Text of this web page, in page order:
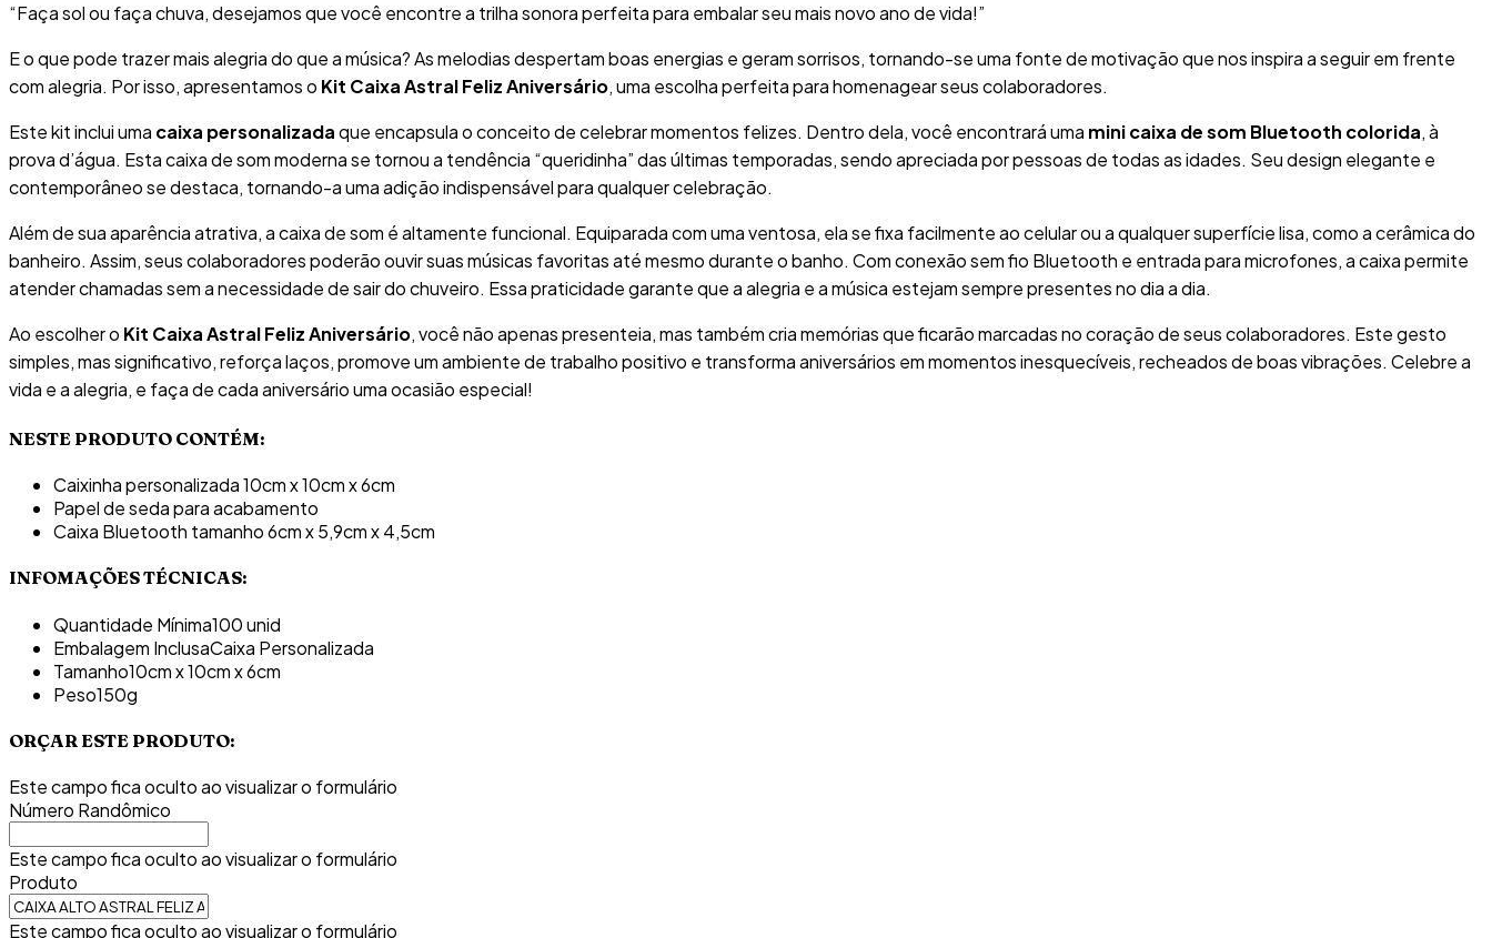
“Faça sol ou faça chuva, desejamos que você encontre a trilha sonora perfeita para embalar seu mais novo ano de vida!”
E o que pode trazer mais alegria do que a música? As melodias despertam boas energias e geram sorrisos, tornando-se uma fonte de motivação que nos inspira a seguir em frente
com alegria. Por isso, apresentamos o Kit Caixa Astral Feliz Aniversário, uma escolha perfeita para homenagear seus colaboradores.
Este kit inclui uma caixa personalizadaque encapsula o conceito de celebrar momentos felizes. Dentro dela, você encontrará uma mini caixa de som Bluetooth colorida, à
prova d’água. Esta caixa de som moderna se tornou a tendência “queridinha” das últimas temporadas, sendo apreciada por pessoas de todas as idades. Seu design elegante e
contemporâneo se destaca, tornando-a uma adição indispensável para qualquer celebração.
Além de sua aparência atrativa, a caixa de som é altamente funcional. Equiparada com uma ventosa, ela se fixa facilmente ao celular ou a qualquer superfície lisa, como a cerâmica do
banheiro. Assim, seus colaboradores poderão ouvir suas músicas favoritas até mesmo durante o banho. Com conexão sem fio Bluetooth e entrada para microfones, a caixa permite
atender chamadas sem a necessidade de sair do chuveiro. Essa praticidade garante que a alegria e a música estejam sempre presentes no dia a dia.
Ao escolher o Kit Caixa Astral Feliz Aniversário, você não apenas presenteia, mas também cria memórias que ficarão marcadas no coração de seus colaboradores. Este gesto
simples, mas significativo, reforça laços, promove um ambiente de trabalho positivo e transforma aniversários em momentos inesquecíveis, recheados de boas vibrações. Celebre a
vida e a alegria, e faça de cada aniversário uma ocasião especial!
NESTE PRODUTO CONTÉM:
Caixinha personalizada 10cm x 10cm x 6cm
Papel de seda para acabamento
Caixa Bluetooth tamanho 6cm x 5,9cm x 4,5cm
INFOMAÇÕES TÉCNICAS:
Quantidade Mínima100 unid
Embalagem InclusaCaixa Personalizada
Tamanho10cm x 10cm x 6cm
Peso150g
ORÇAR ESTE PRODUTO:
Este campo fica oculto ao visualizar o formulário
Número Randômico
Este campo fica oculto ao visualizar o formulário
Produto
Este campo fica oculto ao visualizar o formulário